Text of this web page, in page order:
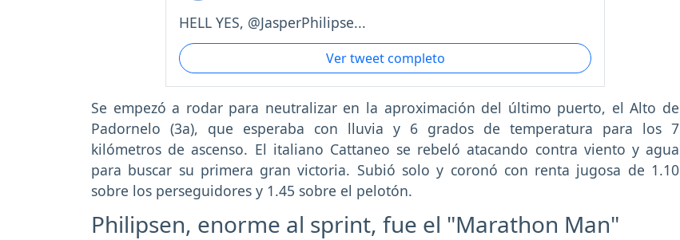
HELL YES, @JasperPhilipse...
Ver tweet completo
Se empezó a rodar para neutralizar en la aproximación del último puerto, el Alto de
Padornelo (3a), que esperaba con lluvia y 6 grados de temperatura para los 7
kilómetros de ascenso. El italiano Cattaneo se rebeló atacando contra viento y agua
para buscar su primera gran victoria. Subió solo y coronó con renta jugosa de 1.10
sobre los perseguidores y 1.45 sobre el pelotón.
Philipsen, enorme al sprint, fue el "Marathon Man"